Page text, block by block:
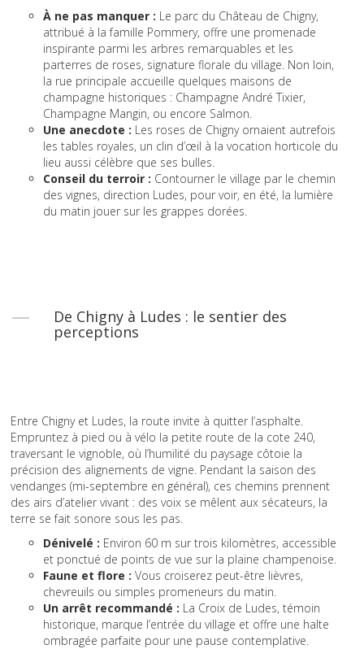
À ne pas manquer : Le parc du Château de Chigny,
attribué à la famille Pommery, offre une promenade
inspirante parmi les arbres remarquables et les
parterres de roses, signature florale du village. Non loin,
la rue principale accueille quelques maisons de
champagne historiques : Champagne André Tixier,
Champagne Mangin, ou encore Salmon.
Une anecdote : Les roses de Chigny ornaient autrefois
les tables royales, un clin d’œil à la vocation horticole du
lieu aussi célèbre que ses bulles.
Conseil du terroir : Contourner le village par le chemin
des vignes, direction Ludes, pour voir, en été, la lumière
du matin jouer sur les grappes dorées.
De Chigny à Ludes : le sentier des
perceptions
Entre Chigny et Ludes, la route invite à quitter l’asphalte.
Empruntez à pied ou à vélo la petite route de la cote 240,
traversant le vignoble, où l’humilité du paysage côtoie la
précision des alignements de vigne. Pendant la saison des
vendanges (mi-septembre en général), ces chemins prennent
des airs d’atelier vivant : des voix se mêlent aux sécateurs, la
terre se fait sonore sous les pas.
Dénivelé : Environ 60 m sur trois kilomètres, accessible
et ponctué de points de vue sur la plaine champenoise.
Faune et flore : Vous croiserez peut-être lièvres,
chevreuils ou simples promeneurs du matin.
Un arrêt recommandé : La Croix de Ludes, témoin
historique, marque l’entrée du village et offre une halte
ombragée parfaite pour une pause contemplative.